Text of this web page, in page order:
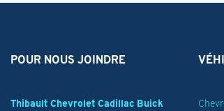
POUR NOUS JOINDRE
Thibault Chevrolet Cadillac Buick